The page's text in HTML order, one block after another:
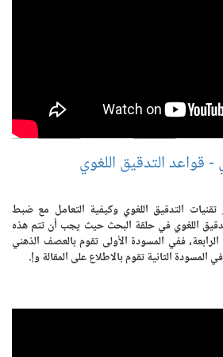
- قواعد التدقيق اللغوي
التدقيق اللغوي وكيفية التعامل مع ضبط
اللغوي في حلقة البحث حيث يجب أن تتم هذه
الرابعة، ففي المسودة الأولى تقوم بالعصف الذهني
الثانية تقوم بالاطلاع على المقالة وإ.